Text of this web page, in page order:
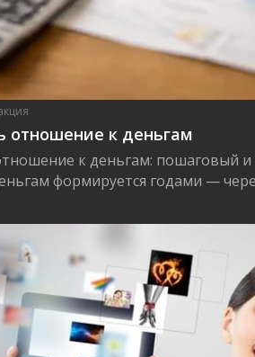
отношение к деньгам
к деньгам: пошаговый
формируется годами —